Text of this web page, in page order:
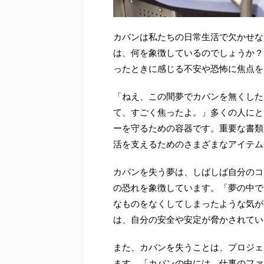
カバンは私たちの日常生活で欠かせ
は、何を象徴しているのでしょうか
ったときに感じる不安や恐怖に焦点
「ねえ、この間夢でカバンを無くし
て、すごく焦ったよ。」多くの人に
ーを守るための容器です。重要な書
活を支えるためのさまざまなアイテ
カバンを失う夢は、しばしば自分の
の恐れを象徴しています。「夢の中
なものをなくしてしまったような気
は、自分の安全や安定が脅かされて
また、カバンを失うことは、プロジ